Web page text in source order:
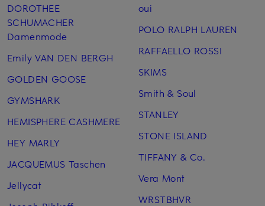
DOROTHEE
SCHUMACHER
Damenmode
Emily VAN DEN BERGH
GOLDEN GOOSE
GYMSHARK
HEMISPHERE CASHMERE
HEY MARLY
JACQUEMUS Taschen
Jellycat
oui
POLO RALPH LAUREN
RAFFAELLO ROSSI
SKIMS
Smith & Soul
STANLEY
STONE ISLAND
TIFFANY & Co.
Vera Mont
WRSTBHVR